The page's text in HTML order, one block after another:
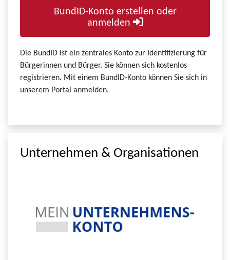
BundID-Konto erstellen oder
anmelden
Die BundID ist ein zentrales Konto zur Identifizierung für
Bürgerinnen und Bürger. Sie können sich kostenlos
registrieren. Mit einem BundID-Konto können Sie sich in
unserem Portal anmelden.
Unternehmen & Organisationen